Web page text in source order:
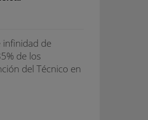
infinidad de
de los
del Técnico en